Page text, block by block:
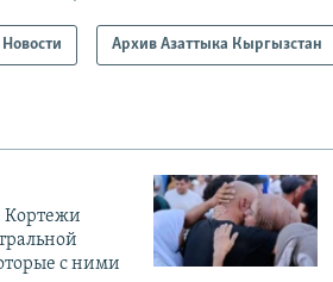
Новости Архив Азаттыка Кыргызстан
Кортежи
с ними